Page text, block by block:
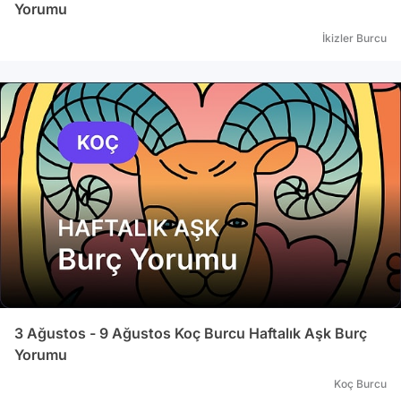
Yorumu
İkizler Burcu
3 Ağustos - 9 Ağustos Koç Burcu Haftalık Aşk Burç
Yorumu
Koç Burcu